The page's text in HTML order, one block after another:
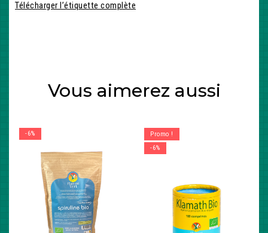
Télécharger l’étiquette complète
Vous aimerez aussi
-6%
Promo !
-6%